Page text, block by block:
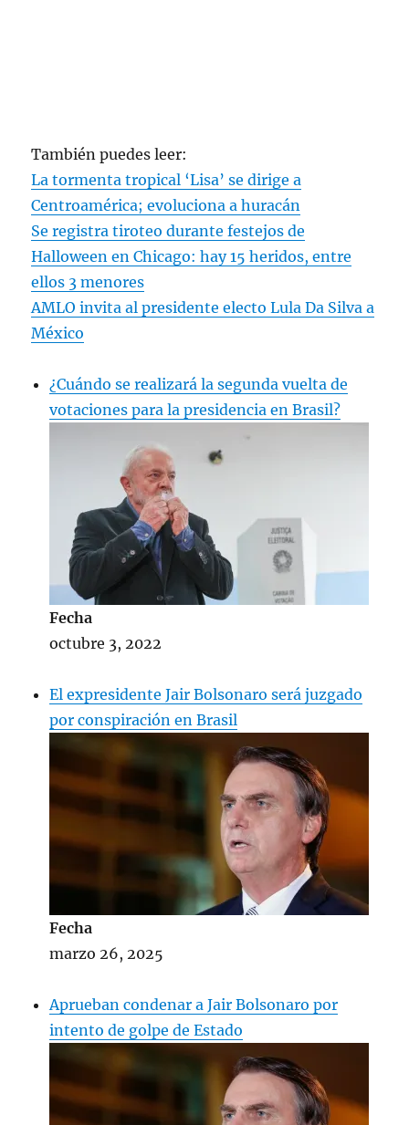
También puedes leer:
La tormenta tropical ‘Lisa’ se dirige a
Centroamérica; evoluciona a huracán
Se registra tiroteo durante festejos de
Halloween en Chicago: hay 15 heridos, entre
ellos 3 menores
AMLO invita al presidente electo Lula Da Silva a
México
¿Cuándo se realizará la segunda vuelta de
votaciones para la presidencia en Brasil?
Fecha
octubre 3, 2022
El expresidente Jair Bolsonaro será juzgado
por conspiración en Brasil
Fecha
marzo 26, 2025
Aprueban condenar a Jair Bolsonaro por
intento de golpe de Estado